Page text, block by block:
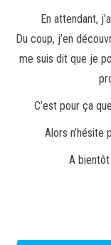
En attendant,
Du coup, j’en
me suis dit que je
C’est pour ça
Alors n’hésite
A